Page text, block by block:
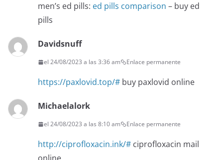
men’s ed pills: ed pills comparison – buy ed
pills
Davidsnuff
el 24/08/2023 a las 3:36 am Enlace permanente
https://paxlovid.top/# buy paxlovid online
Michaelalork
el 24/08/2023 a las 8:10 am Enlace permanente
http://ciprofloxacin.ink/# ciprofloxacin mail